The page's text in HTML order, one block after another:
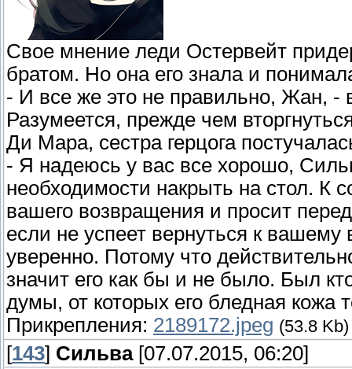
Свое мнение леди Остервейт
братом. Но она его знала и
- И все же это не правильно, Жан, -
Разумеется, прежде чем
Ди Мара, сестра герцога
- Я надеюсь у вас все хорошо,
необходимости накрыть на стол. К
вашего возвращения и просит
если не успеет вернуться к
уверенно. Потому что
значит его как бы и не было. Был
думы, от которых его бледная кожа
Прикрепления: 2189172.jpeg (53.8 Kb)
[143] Сильва[07.07.2015, 06:20]